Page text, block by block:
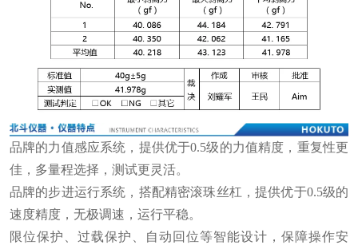
品牌的力值感应系统，提供优于0.5级的力值精度，重复性更
佳，多量程选择，测试更灵活。
品牌的步进运行系统，搭配精密滚珠丝杠，提供优于0.5级的
速度精度，无极调速，运行平稳。
限位保护、过载保护、自动回位等智能设计，保障操作安